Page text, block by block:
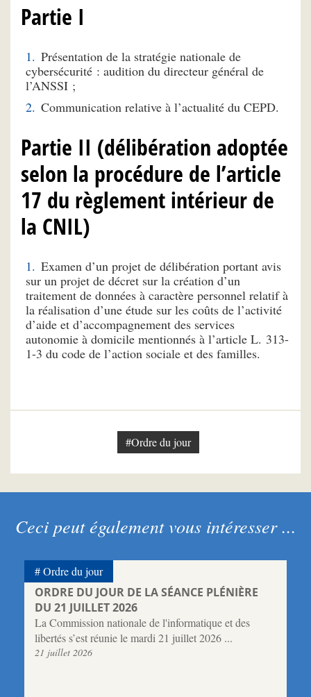
Partie I
Présentation de la stratégie nationale de
cybersécurité : audition du directeur général de
l’ANSSI ;
Communication relative à l’actualité du CEPD.
Partie II (délibération adoptée
selon la procédure de l’article
17 du règlement intérieur de
la CNIL)
Examen d’un projet de délibération portant avis
sur un projet de décret sur la création d’un
traitement de données à caractère personnel relatif à
la réalisation d’une étude sur les coûts de l’activité
d’aide et d’accompagnement des services
autonomie à domicile mentionnés à l’article L. 313-
1-3 du code de l’action sociale et des familles.
#Ordre du jour
Ceci peut également vous intéresser ...
ORDRE DU JOUR DE LA SÉANCE PLÉNIÈRE
DU 21 JUILLET 2026
La Commission nationale de l'informatique et des
libertés s’est réunie le mardi 21 juillet 2026 ...
21 juillet 2026
Ordre du jour